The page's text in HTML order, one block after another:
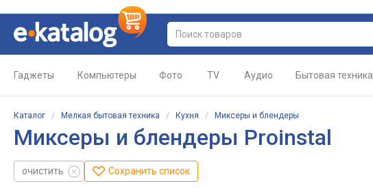
Гаджеты Компьютеры Фото TV Аудио Бытовая техника
Каталог / Мелкая бытовая техника / Кухня / Миксеры и блендеры
Миксеры и блендеры Proinstal
очистить Сохранить список